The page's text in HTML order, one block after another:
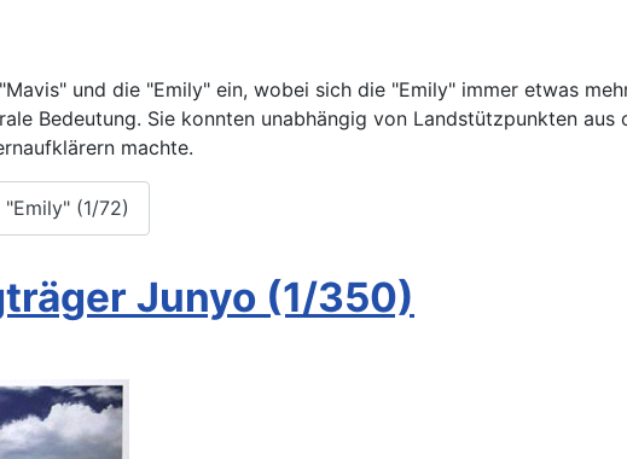
und die "Emily" ein, wobei sich die "Emily" immer etwas
Bedeutung. Sie konnten unabhängig von Landstützpunkten
machte.
(1/72)
Junyo (1/350)